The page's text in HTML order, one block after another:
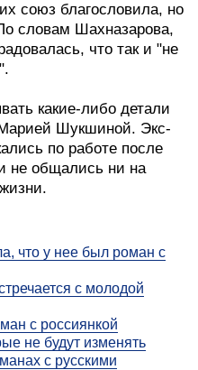
союз благословила, но
словам Шахназарова,
что так и "не
какие-либо детали
Шукшиной. Экс-
по работе после
не общались ни на
что у нее был роман с
с молодой
с россиянкой
не будут изменять
с русскими